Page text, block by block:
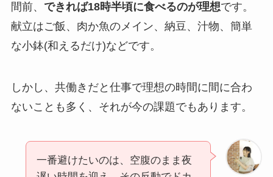
間前、 できれば18時半頃に食べるのが理想です。
献立はご飯、肉か魚のメイン、納豆、汁物、簡単
な小鉢(和えるだけ)などです。
しかし、共働きだと仕事で理想の時間に間に合わ
ないことも多く、それが今の課題でもあります。
一番避けたいのは、空腹のまま夜